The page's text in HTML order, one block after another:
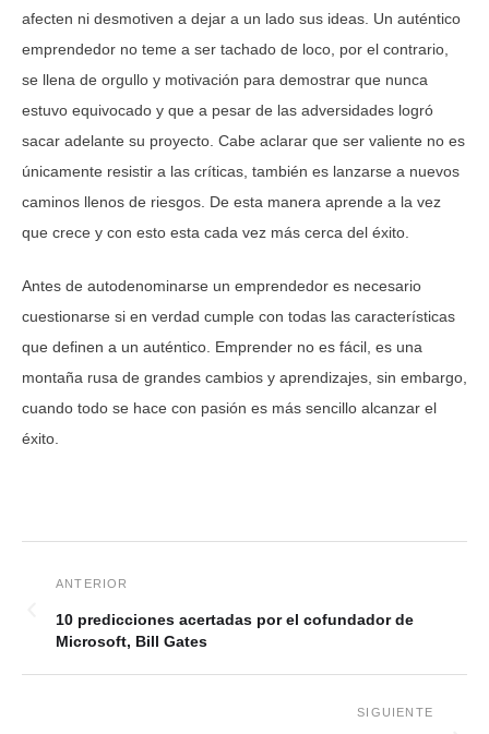
afecten ni desmotiven a dejar a un lado sus ideas. Un auténtico
emprendedor no teme a ser tachado de loco, por el contrario,
se llena de orgullo y motivación para demostrar que nunca
estuvo equivocado y que a pesar de las adversidades logró
sacar adelante su proyecto. Cabe aclarar que ser valiente no es
únicamente resistir a las críticas, también es lanzarse a nuevos
caminos llenos de riesgos. De esta manera aprende a la vez
que crece y con esto esta cada vez más cerca del éxito.
Antes de autodenominarse un emprendedor es necesario
cuestionarse si en verdad cumple con todas las características
que definen a un auténtico. Emprender no es fácil, es una
montaña rusa de grandes cambios y aprendizajes, sin embargo,
cuando todo se hace con pasión es más sencillo alcanzar el
éxito.
10 predicciones acertadas por el cofundador de
Microsoft, Bill Gates